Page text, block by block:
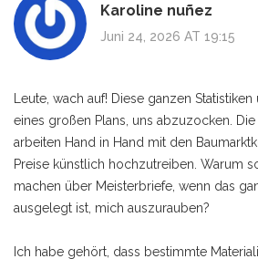
Karoline nuñez
Juni 24, 2026 AT 19:15
Leute, wach auf! Diese ganzen
eines großen Plans, uns abzuzocken.
arbeiten Hand in Hand mit den
Preise künstlich hochzutreiben. Warum
machen über Meisterbriefe, wenn das
ausgelegt ist, mich auszurauben?
Ich habe gehört, dass bestimmte